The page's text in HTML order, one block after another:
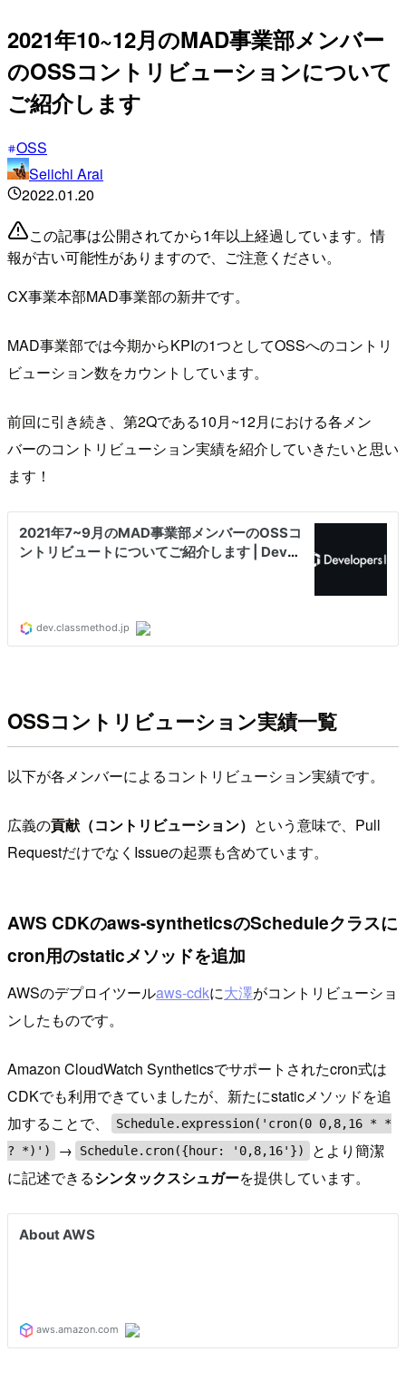
2021年10~12月のMAD事業部メンバー
のOSSコントリビューションについて
ご紹介します
OSS
Seiichi Arai
2022.01.20
この記事は公開されてから1年以上経過しています。情
報が古い可能性がありますので、ご注意ください。
CX事業本部MAD事業部の新井です。
MAD事業部では今期からKPIの1つとしてOSSへのコントリ
ビューション数をカウントしています。
前回に引き続き、第2Qである10月~12月における各メン
バーのコントリビューション実績を紹介していきたいと思い
ます！
OSSコントリビューション実績一覧
以下が各メンバーによるコントリビューション実績です。
広義の貢献（コントリビューション） という意味で、Pull
RequestだけでなくIssueの起票も含めています。
AWS CDKのaws-syntheticsのScheduleクラスに
cron用のstaticメソッドを追加
AWSのデプロイツールaws-cdkに大澤がコントリビューショ
ンしたものです。
Amazon CloudWatch Syntheticsでサポートされたcron式は
CDKでも利用できていましたが、新たにstaticメソッドを追
加することで、
Schedule.expression('cron(0 0,8,16 * *
? *)')
→ Schedule.cron({hour: '0,8,16'})
とより簡潔
に記述できるシンタックスシュガーを提供しています。